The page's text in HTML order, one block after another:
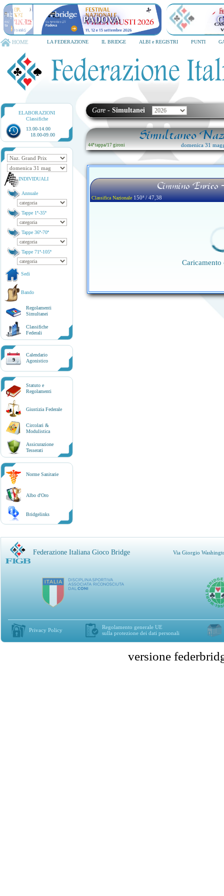
PADOVA
HOME LA FEDERAZIONE IL BRIDGE ALBI e REGISTRI PUNTI
ELABORAZIONI
Classifiche
13.00-14.00
18.00-09.00
INDIVIDUALI
Annuale
Tappe 1ª-35ª
Tappe 36ª-70ª
Tappe 71ª-105ª
Sedi
Bando
Regolamenti
Simultanei
Classifiche
Federali
9
Calendario
Agonistico
Statuto e
Regolamenti
Giustizia Federale
Circolari &
Modulistica
Assicurazione
Tesserati
Norme Sanitarie
Albo d'Oro
Bridgelinks
Gare - Simultanei
Simultaneo
44ª tappa/17 gironi domenica 31
Cimmino
Classifica Nazionale150ª / 47,38
Federazione Italiana Gioco Bridge Via Giorgio
Privacy Policy
Regolamento generale UE
sulla protezione dei dati personali
versione